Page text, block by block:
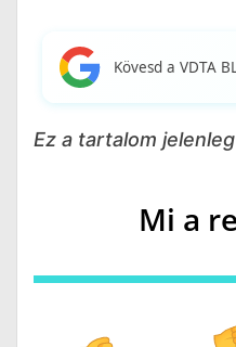
Kövesd a VDTA
Ez a tartalom
Mi a